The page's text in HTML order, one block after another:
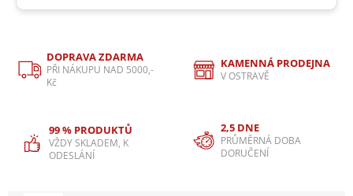
DOPRAVA ZDARMA
PŘI NÁKUPU NAD 5000,-
Kč
KAMENNÁ PRODEJNA
V OSTRAVĚ
99 % PRODUKTŮ
VŽDY SKLADEM, K
ODESLÁNÍ
2,5 DNE
PRŮMĚRNÁ DOBA
DORUČENÍ